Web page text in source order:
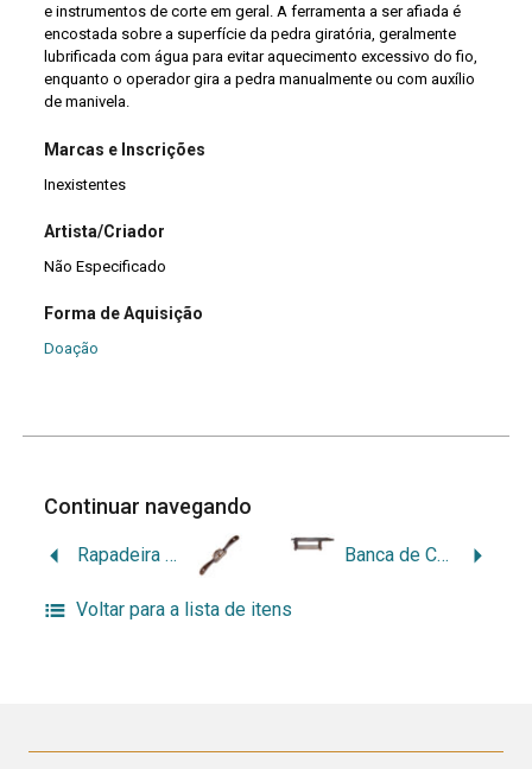
e instrumentos de corte em geral. A ferramenta a ser afiada é
encostada sobre a superfície da pedra giratória, geralmente
lubrificada com água para evitar aquecimento excessivo do fio,
enquanto o operador gira a pedra manualmente ou com auxílio
de manivela.
Marcas e Inscrições
Inexistentes
Artista/Criador
Não Especificado
Forma de Aquisição
Doação
Continuar navegando
Rapadeira Stanley (spokeshave) Banca de Carpinteiro
Voltar para a lista de itens